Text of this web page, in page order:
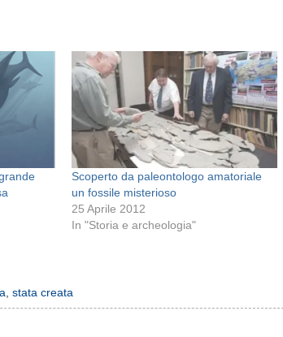
Scoperto da paleontologo amatoriale
un fossile misterioso
25 Aprile 2012
In "Storia e archeologia"
,stata creata